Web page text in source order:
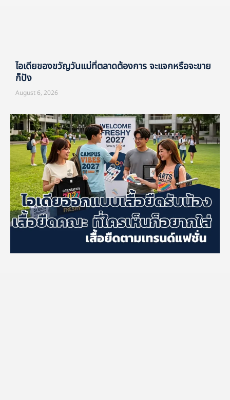
ไอเดียของขวัญวันแม่ที่ตลาดต้องการ จะแจกหรือจะขาย
ก็ปัง
August 6, 2026